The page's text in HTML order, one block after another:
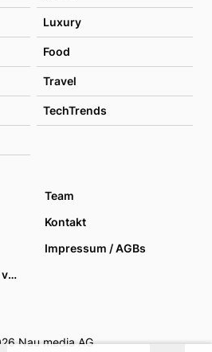
Luxury
Food
Travel
TechTrends
Team
Kontakt
Impressum / AGBs
Datenschutzoptionen verwalten
Nau media AG